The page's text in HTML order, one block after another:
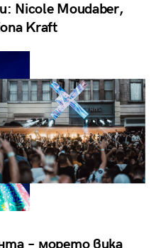
Nicole Moudaber,
Kraft
– морето вика